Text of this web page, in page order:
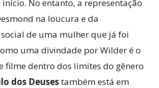
No entanto, a representação
na loucura e da
de uma mulher que já foi
uma divindade por Wilder é o
filme dentro dos limites do gênero
dos Deusestambém está em